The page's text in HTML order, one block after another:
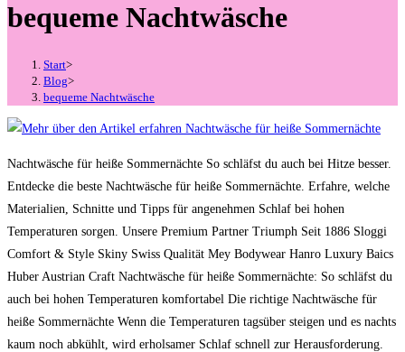
bequeme Nachtwäsche
Start>
Blog>
bequeme Nachtwäsche
Nachtwäsche für heiße Sommernächte So schläfst du auch bei Hitze besser.
Entdecke die beste Nachtwäsche für heiße Sommernächte. Erfahre, welche
Materialien, Schnitte und Tipps für angenehmen Schlaf bei hohen
Temperaturen sorgen. Unsere Premium Partner Triumph Seit 1886 Sloggi
Comfort & Style Skiny Swiss Qualität Mey Bodywear Hanro Luxury Baics
Huber Austrian Craft Nachtwäsche für heiße Sommernächte: So schläfst du
auch bei hohen Temperaturen komfortabel Die richtige Nachtwäsche für
heiße Sommernächte Wenn die Temperaturen tagsüber steigen und es nachts
kaum noch abkühlt, wird erholsamer Schlaf schnell zur Herausforderung.